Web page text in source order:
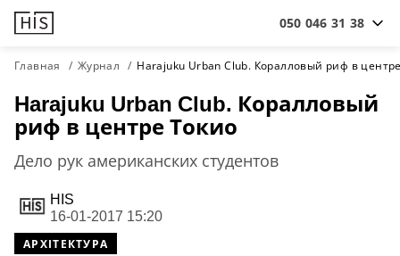
050 046 31 38
Главная Журнал Harajuku Urban Club. Коралловый риф в
Harajuku Urban Club. Коралловый
риф в центре Токио
Дело рук американских студентов
HIS
16-01-2017 15:20
АРХІТЕКТУРА